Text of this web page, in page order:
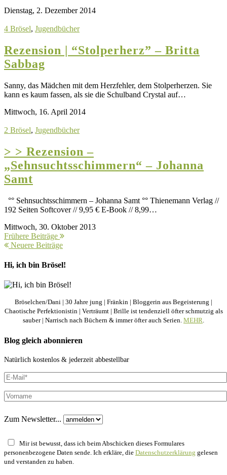
Dienstag, 2. Dezember 2014
4 Brösel, Jugendbücher
Rezension | “Stolperherz” – Britta
Sabbag
Sanny, das Mädchen mit dem Herzfehler, dem Stolperherzen. Sie
kann es kaum fassen, als sie die Schulband Crystal auf…
Mittwoch, 16. April 2014
2 Brösel, Jugendbücher
> > Rezension –
„Sehnsuchtsschimmern“ – Johanna
Samt
°° Sehnsuchtsschimmern – Johanna Samt °° Thienemann Verlag //
192 Seiten Softcover // 9,95 € E-Book // 8,99…
Mittwoch, 30. Oktober 2013
Frühere Beiträge
Neuere Beiträge
Hi, ich bin Brösel!
Bröselchen/Dani | 30 Jahre jung | Fränkin | Bloggerin aus Begeisterung |
Chaotische Perfektionistin | Verträumt | Brille ist tendenziell öfter schmutzig als
sauber | Narrisch nach Büchern & immer öfter auch Serien. MEHR.
Blog gleich abonnieren
Natürlich kostenlos & jederzeit abbestellbar
Zum Newsletter...
Mir ist bewusst, dass ich beim Abschicken dieses Formulares
personenbezogene Daten sende. Ich erkläre, die Datenschutzerklärung gelesen
und verstanden zu haben.